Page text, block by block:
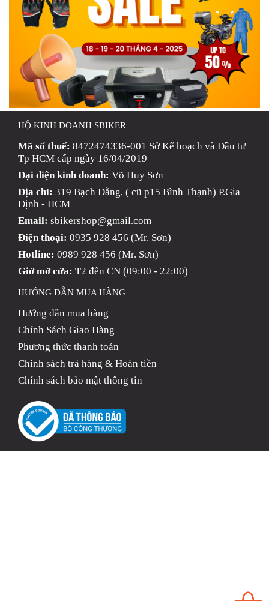
HỘ KINH DOANH SBIKER
Mã số thuế: 8472474336-001 Sở Kế hoạch và Đầu tư
Tp HCM cấp ngày 16/04/2019
Đại diện kinh doanh: Võ Huy Sơn
Địa chỉ: 319 Bạch Đằng, ( cũ p15 Bình Thạnh) P.Gia
Định - HCM
Email: sbikershop@gmail.com
Điện thoại: 0935 928 456 (Mr. Sơn)
Hotline: 0989 928 456 (Mr. Sơn)
Giờ mở cửa: T2 đến CN (09:00 - 22:00)
HƯỚNG DẪN MUA HÀNG
Hướng dẫn mua hàng
Chính Sách Giao Hàng
Phương thức thanh toán
Chính sách trả hàng & Hoàn tiền
Chính sách bảo mật thông tin